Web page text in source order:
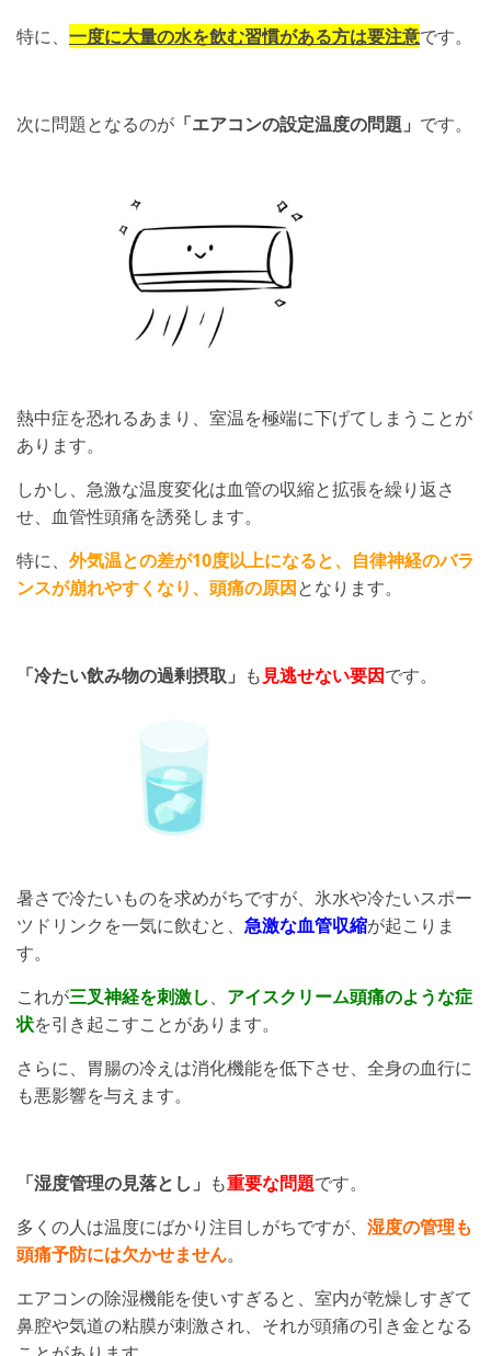
特に、 一度に大量の水を飲む習慣がある方は要注意です。
次に問題となるのが 「エアコンの設定温度の問題」 です。
熱中症を恐れるあまり、室温を極端に下げてしまうことが
あります。
しかし、急激な温度変化は血管の収縮と拡張を繰り返さ
せ、血管性頭痛を誘発します。
特に、 外気温との差が10度以上になると、自律神経のバラ
ンスが崩れやすくなり、頭痛の原因となります。
「冷たい飲み物の過剰摂取」 も 見逃せない要因です。
暑さで冷たいものを求めがちですが、氷水や冷たいスポー
ツドリンクを一気に飲むと、 急激な血管収縮が起こりま
す。
これが三叉神経を刺激し、 アイスクリーム頭痛のような症
状を引き起こすことがあります。
さらに、胃腸の冷えは消化機能を低下させ、全身の血行に
も悪影響を与えます。
「湿度管理の見落とし」 も重要な問題です。
多くの人は温度にばかり注目しがちですが、 湿度の管理も
頭痛予防には欠かせません。
エアコンの除湿機能を使いすぎると、室内が乾燥しすぎて
鼻腔や気道の粘膜が刺激され、それが頭痛の引き金となる